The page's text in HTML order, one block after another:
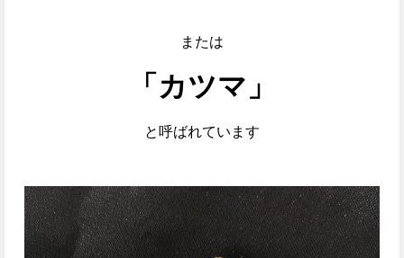
または
「カツマ」
と呼ばれています